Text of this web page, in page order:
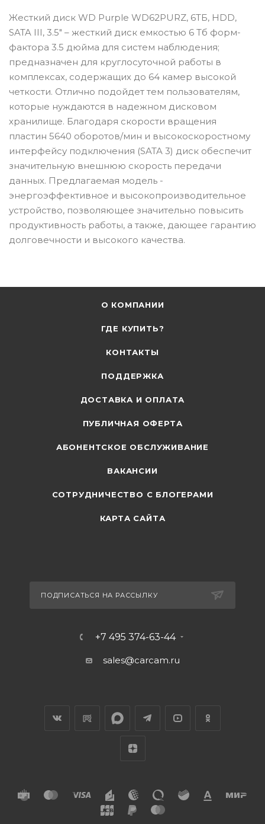
Жесткий диск WD Purple WD62PURZ, 6ТБ, HDD,
SATA III, 3.5" – жесткий диск емкостью 6 Тб форм-
фактора 3.5 дюйма для систем наблюдения;
предназначен для круглосуточной работы в
комплексах, содержащих до 64 камер высокой
четкости. Отлично подойдет тем пользователям,
которые нуждаются в надежном дисковом
хранилище. Благодаря скорости вращения
пластин 5640 оборотов/мин и высокоскоростному
интерфейсу подключения (SATA 3) диск обеспечит
значительную внешнюю скорость передачи
данных. Предлагаемая модель -
энергоэффективное и высокопроизводительное
устройство, позволяющее значительно повысить
продуктивность работы, а также, дающее гарантию
долговечности и высокого качества.
О КОМПАНИИ
ГДЕ КУПИТЬ?
КОНТАКТЫ
ПОДДЕРЖКА
ДОСТАВКА И ОПЛАТА
ПУБЛИЧНАЯ ОФЕРТА
АБОНЕНТСКОЕ ОБСЛУЖИВАНИЕ
ВАКАНСИИ
СОТРУДНИЧЕСТВО С БЛОГЕРАМИ
КАРТА САЙТА
ПОДПИСАТЬСЯ НА РАССЫЛКУ
+7 495 374-63-44
sales@carcam.ru